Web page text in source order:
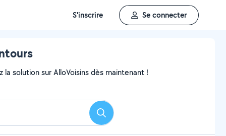
S'inscrire Se connecter
solution sur AlloVoisins dès maintenant !
Rechercher